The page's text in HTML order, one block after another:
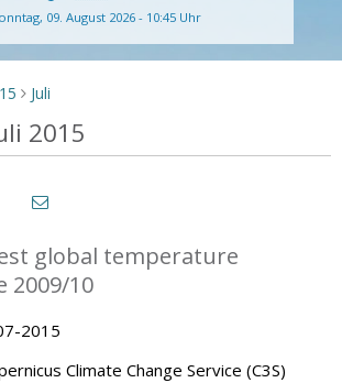
09. August 2026 - 10:45 Uhr
> Juli
2015
global temperature
2009/10
2015
Climate Change Service (C3S)